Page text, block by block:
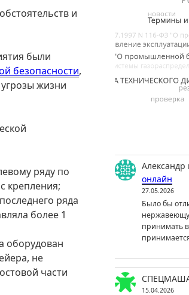
и
были
безопасности,
жизни
ряду по
крепления;
ряда
более 1
оборудован
не
части
Александр
онлайн
27.05.2026
Было бы
принимать
15.04.2026